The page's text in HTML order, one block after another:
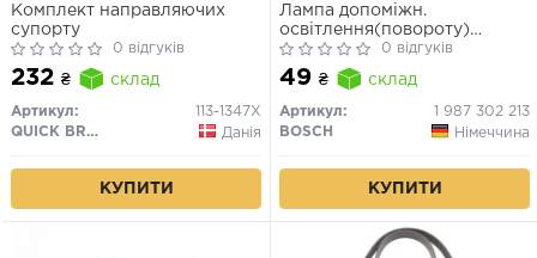
Комплект направляючих
супорту
0 відгуків
232 ₴ склад
Артикул:
113-1347X
QUICK BRAKE
Данія
КУПИТИ
Лампа допоміжн.
освітлення(повороту)
BOSCH 12V 21W PY21W PURE
LIGHT РY21W 12V (жовта)
0 відгуків
49 ₴ склад
Артикул:
1 987 302 213
BOSCH
Німеччина
КУПИТИ